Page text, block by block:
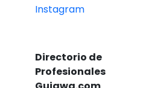
Instagram
Directorio de
Profesionales